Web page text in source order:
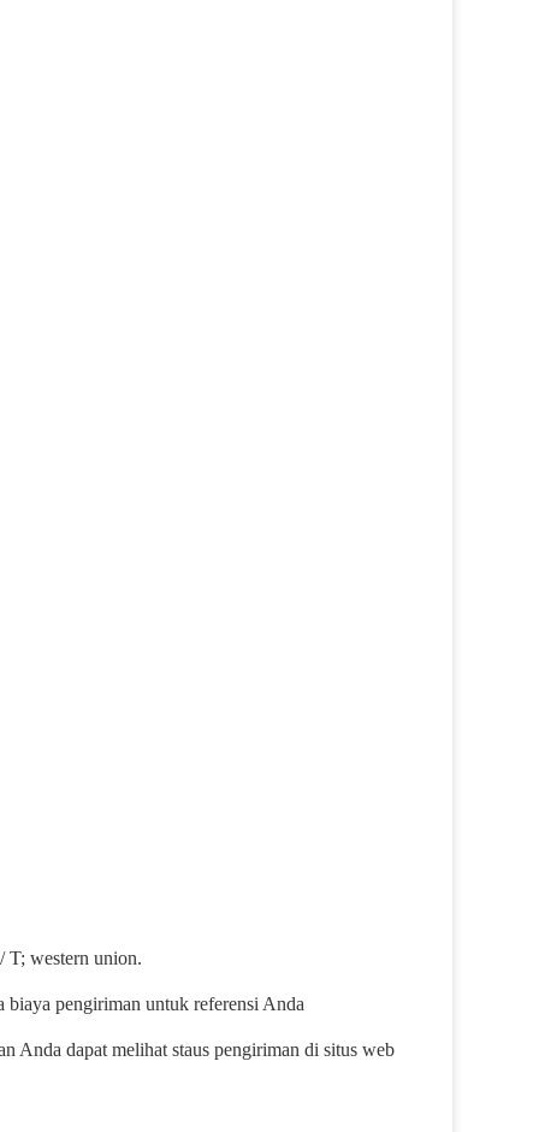
T; western union.
pengiriman untuk referensi Anda
Anda dapat melihat staus pengiriman di situs web